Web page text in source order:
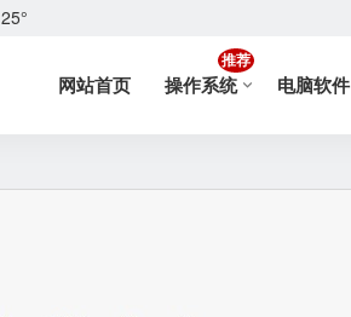
25°
网站首页 操作系统
推荐
电脑软件